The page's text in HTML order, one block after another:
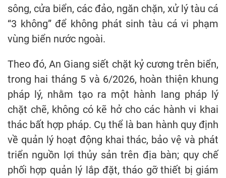
sông, cửa biển, các đảo, ngăn chặn, xử lý tàu cá
“3 không” để không phát sinh tàu cá vi phạm
vùng biển nước ngoài.
Theo đó, An Giang siết chặt kỷ cương trên biển,
trong hai tháng 5 và 6/2026, hoàn thiện khung
pháp lý, nhằm tạo ra một hành lang pháp lý
chặt chẽ, không có kẽ hở cho các hành vi khai
thác bất hợp pháp. Cụ thể là ban hành quy định
về quản lý hoạt động khai thác, bảo vệ và phát
triển nguồn lợi thủy sản trên địa bàn; quy chế
phối hợp quản lý lắp đặt, tháo gỡ thiết bị giám